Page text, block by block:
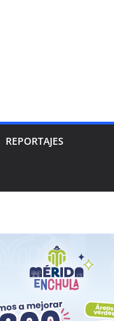
REPORTAJES